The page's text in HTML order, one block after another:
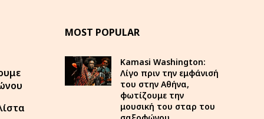
MOST POPULAR
Kamasi Washington:
Λίγο πριν την εμφάνισή
του στην Αθήνα,
φωτίζουμε την
μουσική του σταρ του